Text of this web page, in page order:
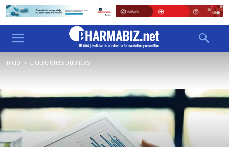
Inicio Licitaciones públicas